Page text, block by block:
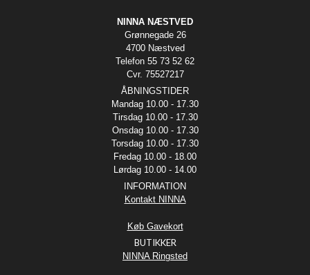
NINNA NÆSTVED
Grønnegade 26
4700 Næstved
Telefon 55 73 52 62
Cvr. 75527217
ÅBNINGSTIDER
Mandag 10.00 - 17.30
Tirsdag 10.00 - 17.30
Onsdag 10.00 - 17.30
Torsdag 10.00 - 17.30
Fredag 10.00 - 18.00
Lørdag 10.00 - 14.00
INFORMATION
Kontakt NINNA
Køb Gavekort
BUTIKKER
NINNA Ringsted